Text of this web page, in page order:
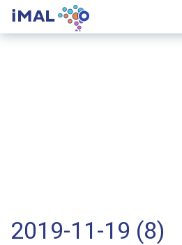
iMAL
Flytta
Tips
2019-11-19 (8)